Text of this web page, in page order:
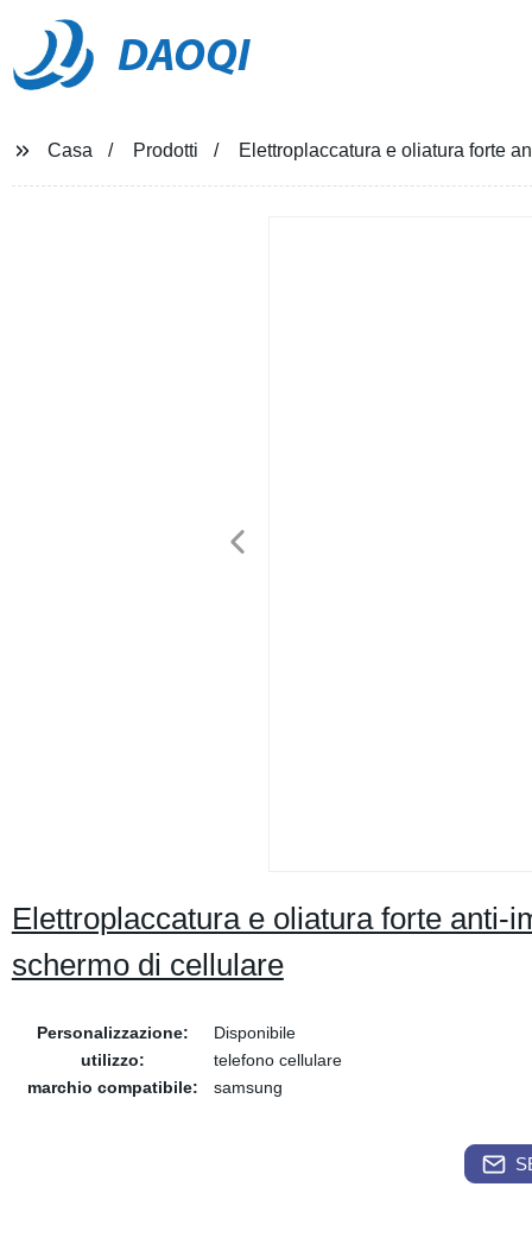
DAOQI
Casa Prodotti Elettroplaccatura e oliatura forte
Elettroplaccatura e oliatura forte anti-
schermo di cellulare
Personalizzazione:
Disponibile
utilizzo:
telefono cellulare
marchio compatibile:
samsung